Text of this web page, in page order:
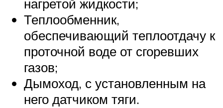
нагретой жидкости;
Теплообменник,
обеспечивающий теплоотдачу к
проточной воде от сгоревших
газов;
Дымоход, с установленным на
него датчиком тяги.